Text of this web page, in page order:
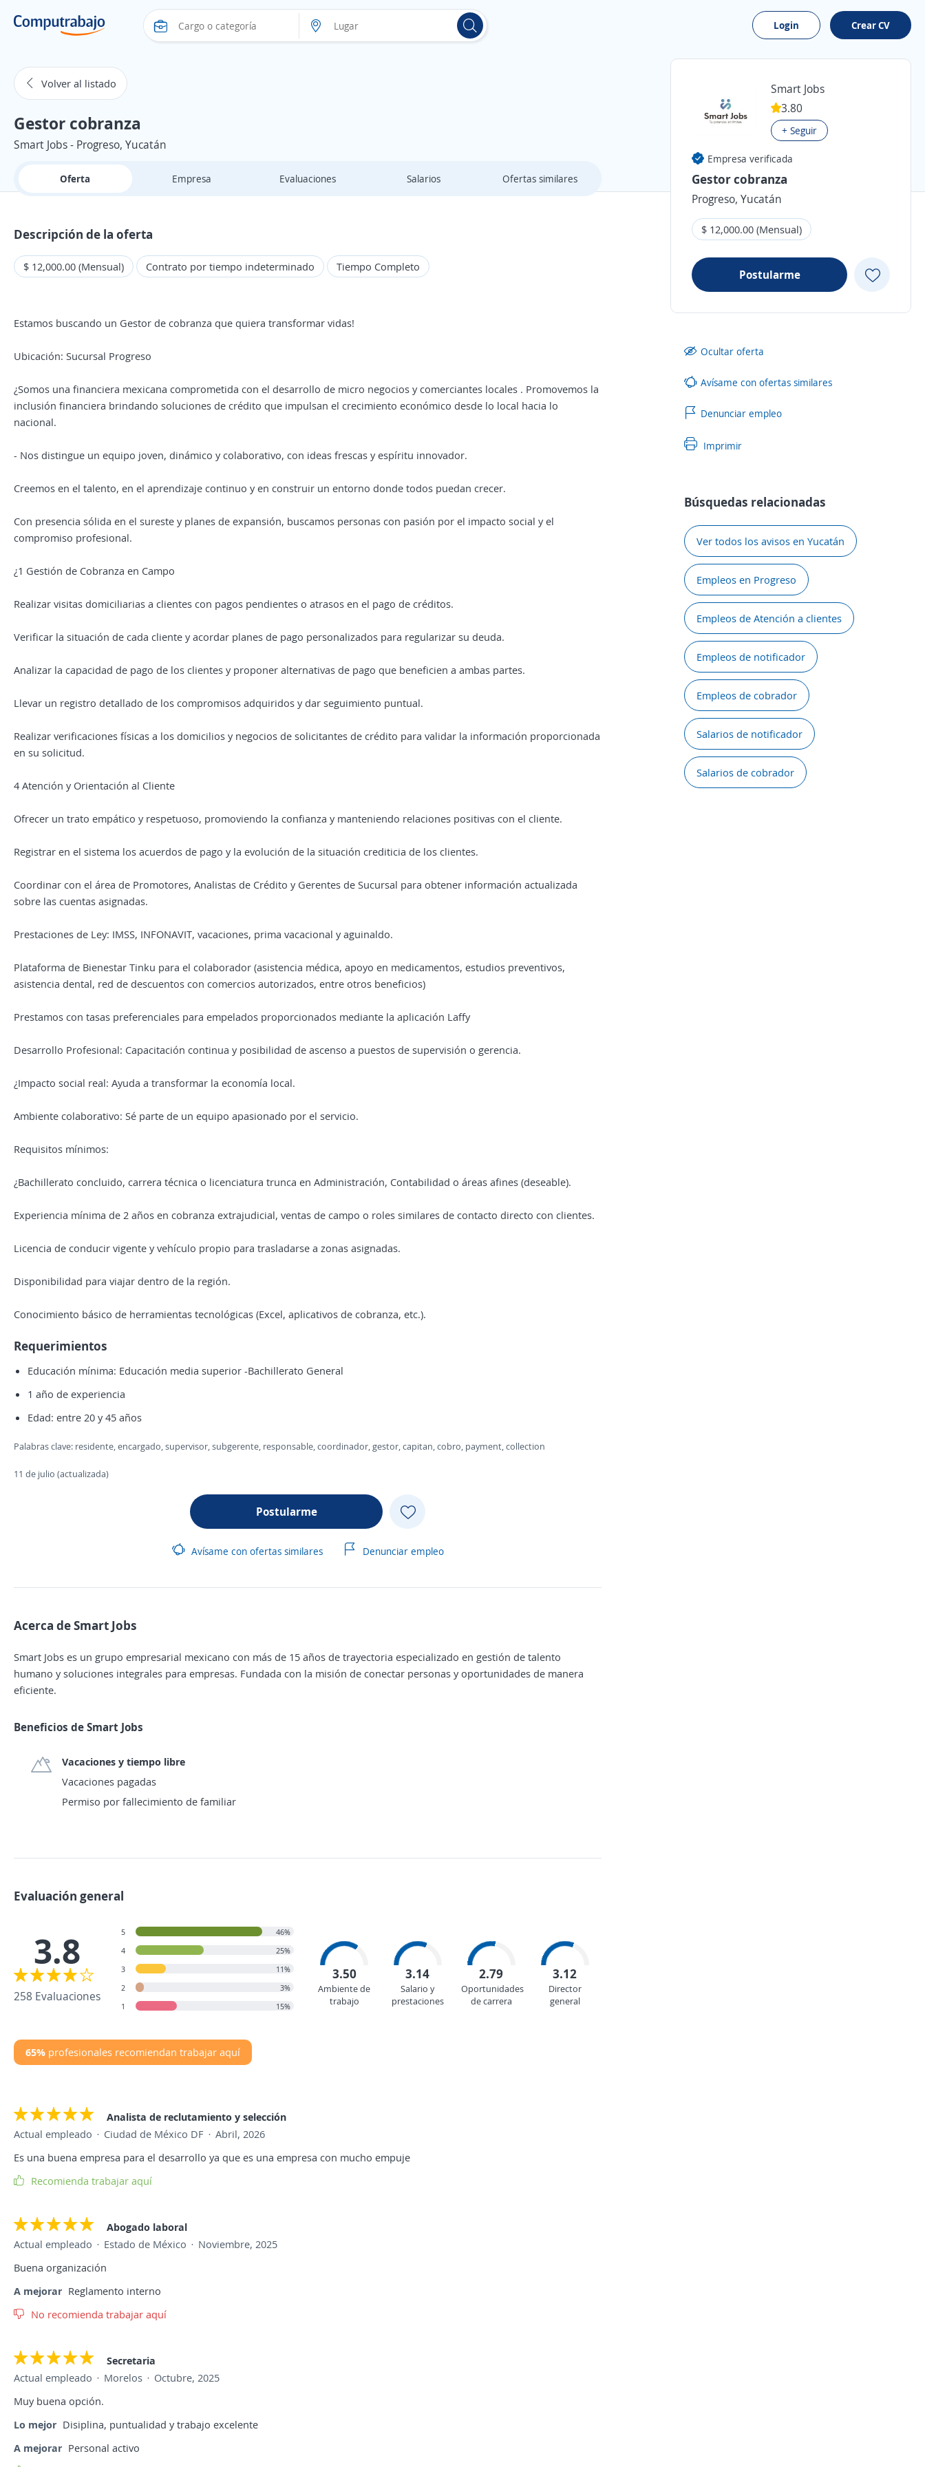
Login Crear CV
Volver al listado
Gestor cobranza
Smart Jobs - Progreso, Yucatán
Oferta Empresa Evaluaciones Salarios Ofertas similares
Descripción de la oferta
$ 12,000.00 (Mensual) Contrato por tiempo indeterminado Tiempo Completo
Estamos buscando un Gestor de cobranza que quiera transformar vidas!
Ubicación: Sucursal Progreso
¿Somos una financiera mexicana comprometida con el desarrollo de micro negocios y comerciantes locales . Promovemos la
inclusión financiera brindando soluciones de crédito que impulsan el crecimiento económico desde lo local hacia lo
nacional.
- Nos distingue un equipo joven, dinámico y colaborativo, con ideas frescas y espíritu innovador.
Creemos en el talento, en el aprendizaje continuo y en construir un entorno donde todos puedan crecer.
Con presencia sólida en el sureste y planes de expansión, buscamos personas con pasión por el impacto social y el
compromiso profesional.
¿1️ Gestión de Cobranza en Campo
Realizar visitas domiciliarias a clientes con pagos pendientes o atrasos en el pago de créditos.
Verificar la situación de cada cliente y acordar planes de pago personalizados para regularizar su deuda.
Analizar la capacidad de pago de los clientes y proponer alternativas de pago que beneficien a ambas partes.
Llevar un registro detallado de los compromisos adquiridos y dar seguimiento puntual.
Realizar verificaciones físicas a los domicilios y negocios de solicitantes de crédito para validar la información proporcionada
en su solicitud.
4 Atención y Orientación al Cliente
Ofrecer un trato empático y respetuoso, promoviendo la confianza y manteniendo relaciones positivas con el cliente.
Registrar en el sistema los acuerdos de pago y la evolución de la situación crediticia de los clientes.
Coordinar con el área de Promotores, Analistas de Crédito y Gerentes de Sucursal para obtener información actualizada
sobre las cuentas asignadas.
Prestaciones de Ley: IMSS, INFONAVIT, vacaciones, prima vacacional y aguinaldo.
Plataforma de Bienestar Tinku para el colaborador (asistencia médica, apoyo en medicamentos, estudios preventivos,
asistencia dental, red de descuentos con comercios autorizados, entre otros beneficios)
Prestamos con tasas preferenciales para empelados proporcionados mediante la aplicación Laffy
Desarrollo Profesional: Capacitación continua y posibilidad de ascenso a puestos de supervisión o gerencia.
¿Impacto social real: Ayuda a transformar la economía local.
Ambiente colaborativo: Sé parte de un equipo apasionado por el servicio.
Requisitos mínimos:
¿Bachillerato concluido, carrera técnica o licenciatura trunca en Administración, Contabilidad o áreas afines (deseable).
Experiencia mínima de 2 años en cobranza extrajudicial, ventas de campo o roles similares de contacto directo con clientes.
Licencia de conducir vigente y vehículo propio para trasladarse a zonas asignadas.
Disponibilidad para viajar dentro de la región.
Conocimiento básico de herramientas tecnológicas (Excel, aplicativos de cobranza, etc.).
Requerimientos
Educación mínima: Educación media superior -Bachillerato General
1 año de experiencia
Edad: entre 20 y 45 años
Palabras clave: residente, encargado, supervisor, subgerente, responsable, coordinador, gestor, capitan, cobro, payment, collection
11 de julio (actualizada)
Postularme
Avísame con ofertas similares Denunciar empleo
Acerca de Smart Jobs
Smart Jobs es un grupo empresarial mexicano con más de 15 años de trayectoria especializado en gestión de talento
humano y soluciones integrales para empresas. Fundada con la misión de conectar personas y oportunidades de manera
eficiente.
Beneficios de Smart Jobs
Vacaciones y tiempo libre
Vacaciones pagadas
Permiso por fallecimiento de familiar
Evaluación general
3.8
258 Evaluaciones
5
46%
4
25%
3
11%
2
3%
1
15%
3.50
Ambiente de
trabajo
3.14
Salario y
prestaciones
2.79
Oportunidades
de carrera
3.12
Director
general
65% profesionales recomiendan trabajar aquí
Analista de reclutamiento y selección
Actual empleado
Ciudad de México DF
Abril, 2026
Es una buena empresa para el desarrollo ya que es una empresa con mucho empuje
Recomienda trabajar aquí
Abogado laboral
Actual empleado
Estado de México
Noviembre, 2025
Buena organización
A mejorar Reglamento interno
No recomienda trabajar aquí
Secretaria
Actual empleado
Morelos
Octubre, 2025
Muy buena opción.
Lo mejor Disiplina, puntualidad y trabajo excelente
A mejorar Personal activo
Smart Jobs
3.80
+ Seguir
Empresa verificada
Gestor cobranza
Progreso, Yucatán
$ 12,000.00 (Mensual)
Postularme
Ocultar oferta
Avísame con ofertas similares
Denunciar empleo
Imprimir
Búsquedas relacionadas
Ver todos los avisos en Yucatán
Empleos en Progreso
Empleos de Atención a clientes
Empleos de notificador
Empleos de cobrador
Salarios de notificador
Salarios de cobrador